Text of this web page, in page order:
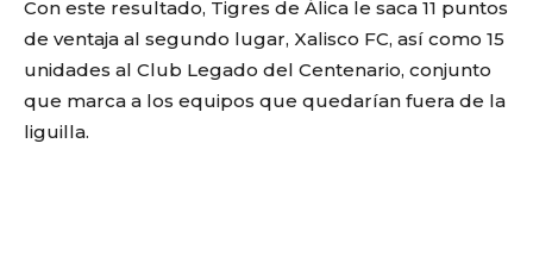
Con este resultado, Tigres de Álica le saca 11 puntos
de ventaja al segundo lugar, Xalisco FC, así como 15
unidades al Club Legado del Centenario, conjunto
que marca a los equipos que quedarían fuera de la
liguilla.